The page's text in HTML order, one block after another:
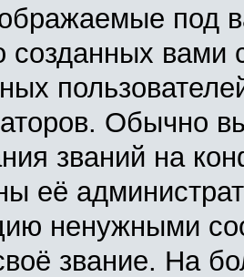
под
созданных
Обычно
званий на
её
ненужными
звание. На